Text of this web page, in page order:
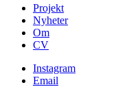
Projekt
Nyheter
Om
CV
Instagram
Email